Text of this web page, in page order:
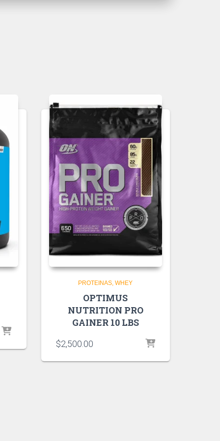
PROTEINAS WHEY
OPTIMUS
NUTRITION PRO
GAINER 10 LBS
$2,500.00